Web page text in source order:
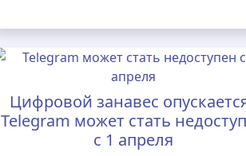
Цифровой занавес
Telegram может стать
с 1 апреля